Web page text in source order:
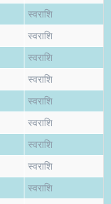
स्वराशि
स्वराशि
स्वराशि
स्वराशि
स्वराशि
स्वराशि
स्वराशि
स्वराशि
स्वराशि